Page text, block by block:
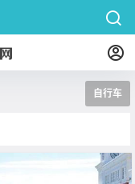
自行车